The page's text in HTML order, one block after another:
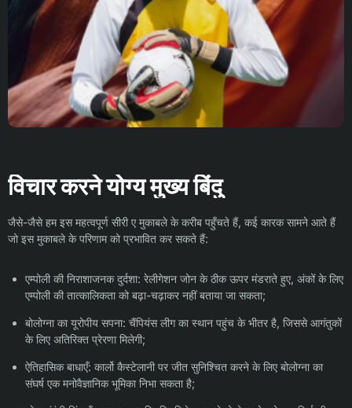
विचार करने योग्य मुख्य बिंदु
जैसे-जैसे हम इस महत्वपूर्ण सीरी ए मुकाबले के करीब पहुँचते हैं, कई कारक सामने आते हैं
जो इस मुकाबले के परिणाम को प्रभावित कर सकते हैं:
एम्पोली की निराशाजनक दुर्दशा: रेलीगेशन जोन के ठीक ऊपर मंडराते हुए, अंकों के लिए
एम्पोली की तात्कालिकता को बढ़ा-चढ़ाकर नहीं बताया जा सकता;
बोलोग्ना का यूरोपीय सपना: चैंपियंस लीग का स्थान पहुंच के भीतर है, जिससे आगंतुकों
के लिए अतिरिक्त प्रेरणा मिलेगी;
ऐतिहासिक बाधाएँ: कार्लो कैस्टेलानी पर जीत सुनिश्चित करने के लिए बोलोग्ना का
संघर्ष एक मनोवैज्ञानिक भूमिका निभा सकता है;